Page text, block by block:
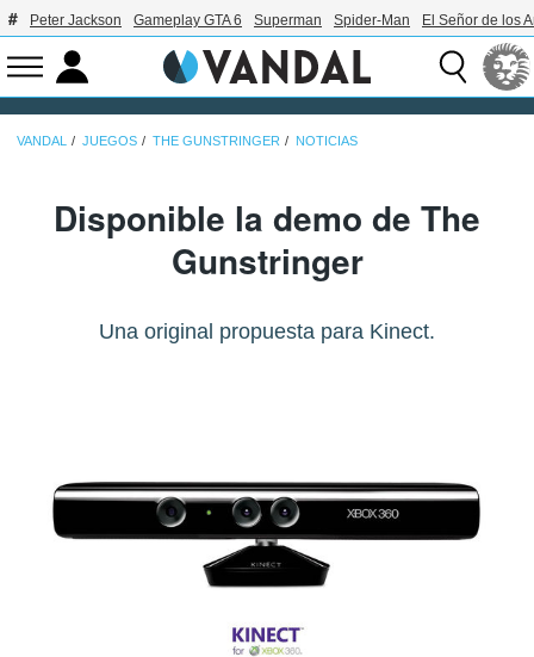
Peter Jackson Gameplay GTA 6 Superman Spider-Man El Señor de los
VANDAL JUEGOS THE GUNSTRINGER NOTICIAS
Disponible la demo de The
Gunstringer
Una original propuesta para Kinect.